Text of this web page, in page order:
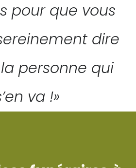
pour que vous
dire
personne qui
va !»